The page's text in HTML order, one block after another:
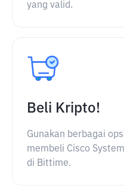
yang valid.
Beli Kripto!
Gunakan berbagai
membeli Cisco
di Bittime.